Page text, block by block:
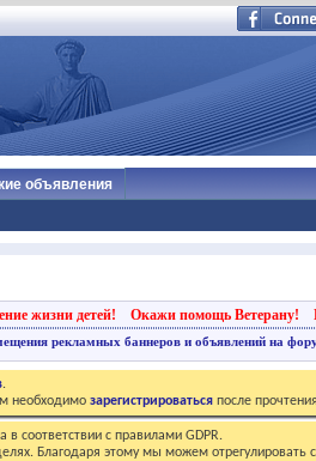
объявления
жизни детей! Окажи помощь Ветерану!
рекламных баннеров и объявлений на
.
необходимо зарегистрироваться после прочтения
соответствии с правилами GDPR.
Благодаря этому мы можем отрегулировать